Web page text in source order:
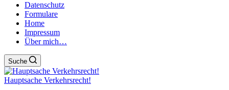
Datenschutz
Formulare
Home
Impressum
Über mich…
Suche
Hauptsache Verkehrsrecht!